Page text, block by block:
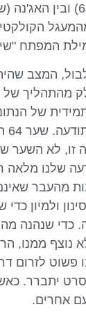
מהמעגל
המפתח
המצב
של
זו, לא השער
שלנו מלאה
מהעבר
ולמיון
כדי שנהנה
נוצף ממנו,
פשוט לזרום
יתברר.
אחרים.